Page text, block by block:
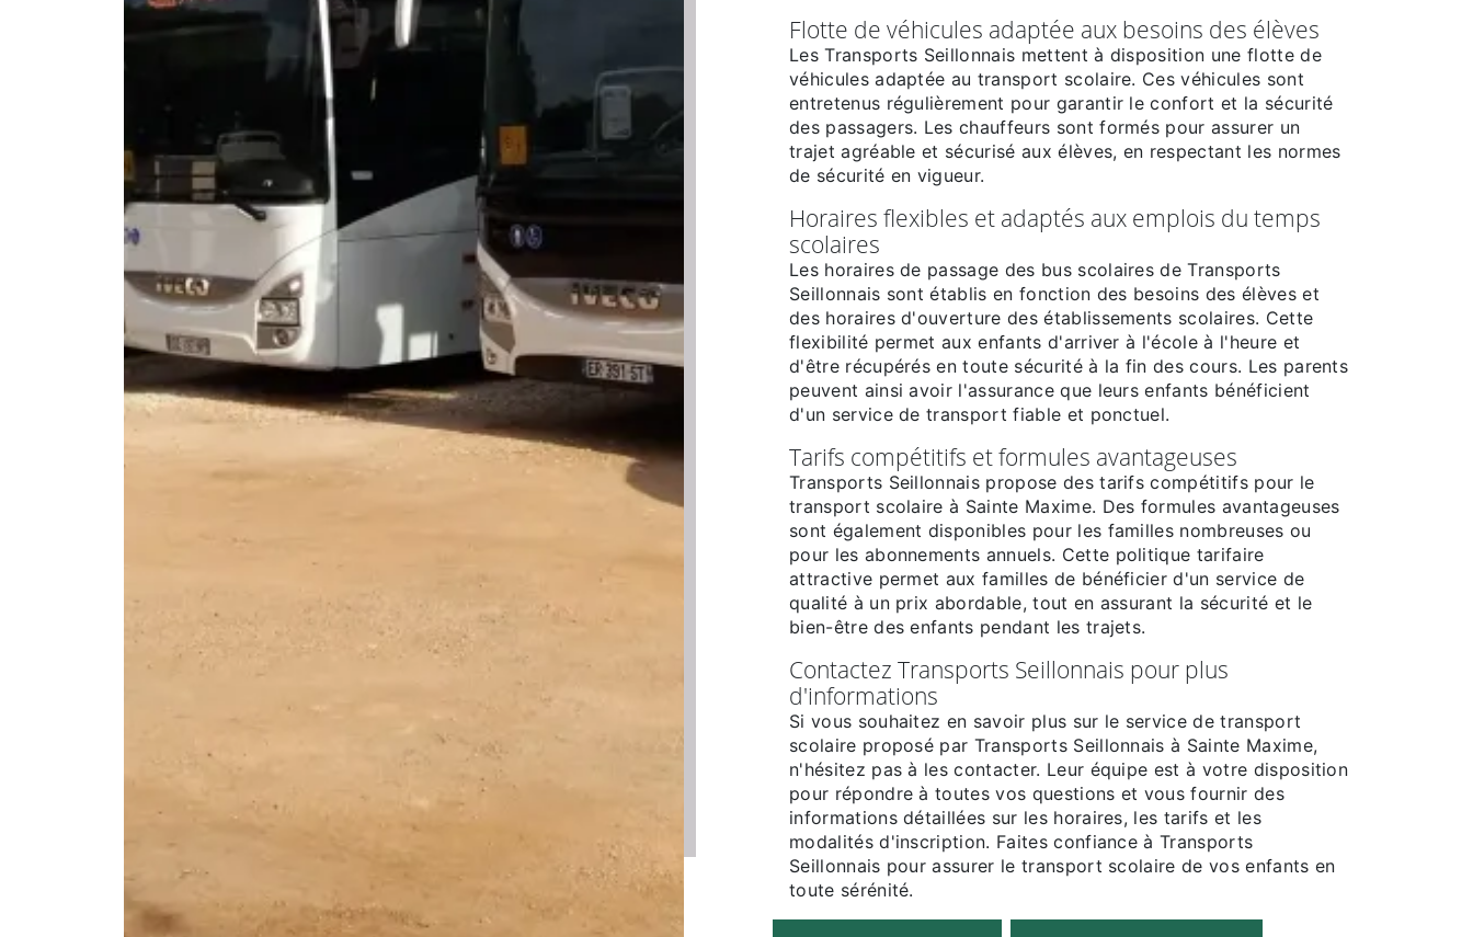
Flotte de véhicules adaptée aux besoins des élèves
Les Transports Seillonnais mettent à disposition une flotte de
véhicules adaptée au transport scolaire. Ces véhicules sont
entretenus régulièrement pour garantir le confort et la sécurité
des passagers. Les chauffeurs sont formés pour assurer un
trajet agréable et sécurisé aux élèves, en respectant les normes
de sécurité en vigueur.
Horaires flexibles et adaptés aux emplois du temps
scolaires
Les horaires de passage des bus scolaires de Transports
Seillonnais sont établis en fonction des besoins des élèves et
des horaires d'ouverture des établissements scolaires. Cette
flexibilité permet aux enfants d'arriver à l'école à l'heure et
d'être récupérés en toute sécurité à la fin des cours. Les parents
peuvent ainsi avoir l'assurance que leurs enfants bénéficient
d'un service de transport fiable et ponctuel.
Tarifs compétitifs et formules avantageuses
Transports Seillonnais propose des tarifs compétitifs pour le
transport scolaire à Sainte Maxime. Des formules avantageuses
sont également disponibles pour les familles nombreuses ou
pour les abonnements annuels. Cette politique tarifaire
attractive permet aux familles de bénéficier d'un service de
qualité à un prix abordable, tout en assurant la sécurité et le
bien-être des enfants pendant les trajets.
Contactez Transports Seillonnais pour plus
d'informations
Si vous souhaitez en savoir plus sur le service de transport
scolaire proposé par Transports Seillonnais à Sainte Maxime,
n'hésitez pas à les contacter. Leur équipe est à votre disposition
pour répondre à toutes vos questions et vous fournir des
informations détaillées sur les horaires, les tarifs et les
modalités d'inscription. Faites confiance à Transports
Seillonnais pour assurer le transport scolaire de vos enfants en
toute sérénité.